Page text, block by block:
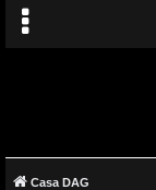
Casa DAG